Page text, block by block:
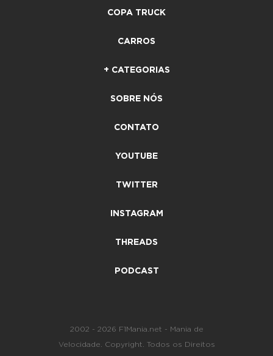
COPA TRUCK
CARROS
+ CATEGORIAS
SOBRE NÓS
CONTATO
YOUTUBE
TWITTER
INSTAGRAM
THREADS
PODCAST
2002 - 2026 F1Mania.net - Mania de
Velocidade. Copyright. Todos os Direitos